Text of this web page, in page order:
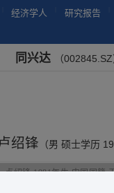
经济学人 研究报告
同兴达 （002845.SZ
绍锋 （男 硕士学历
卢绍锋,1981年生,中国国籍,